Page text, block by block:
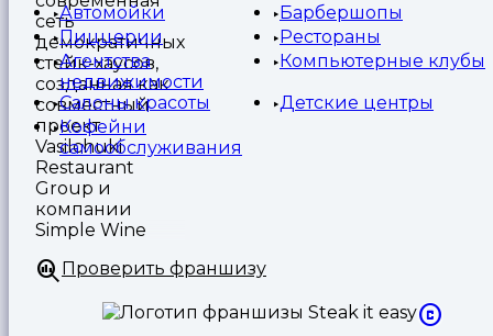
Автомойки
Барбершопы
Пиццерии
Рестораны
Агентства
недвижимости
Компьютерные клубы
Салоны красоты
Детские центры
Кофейни
самообслуживания
сеть
демократичных
стейк-хаусов,
созданная как
совместный
проект
Vasilchuki
Restaurant
Group и
компании
Simple Wine
Проверить франшизу